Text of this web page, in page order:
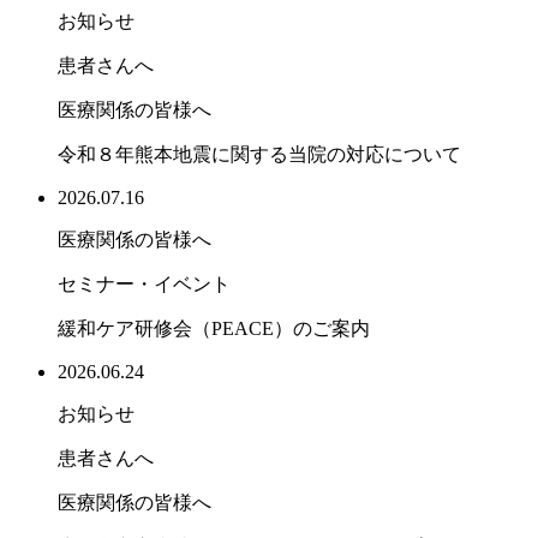
お知らせ
患者さんへ
医療関係の皆様へ
令和８年熊本地震に関する当院の対応について
2026.07.16
医療関係の皆様へ
セミナー・イベント
緩和ケア研修会（PEACE）のご案内
2026.06.24
お知らせ
患者さんへ
医療関係の皆様へ